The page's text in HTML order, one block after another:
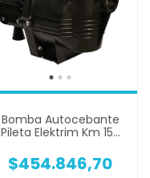
Bomba Autocebante
Pileta Elektrim Km 150
$454.846,70